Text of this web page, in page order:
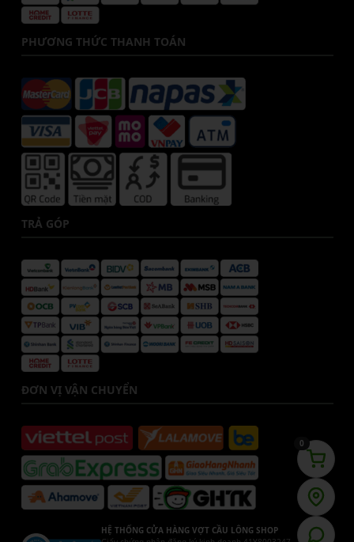
PHƯƠNG THỨC THANH TOÁN
TRẢ GÓP
ĐƠN VỊ VẬN CHUYỂN
HỆ THỐNG CỬA HÀNG VỢT CẦU LÔNG SHOP
0